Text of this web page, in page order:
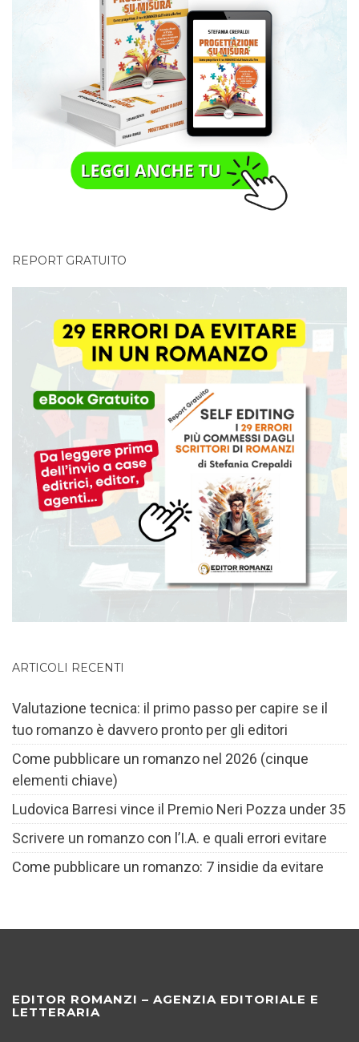
REPORT GRATUITO
ARTICOLI RECENTI
Valutazione tecnica: il primo passo per capire se il
tuo romanzo è davvero pronto per gli editori
Come pubblicare un romanzo nel 2026 (cinque
elementi chiave)
Ludovica Barresi vince il Premio Neri Pozza under 35
Scrivere un romanzo con l’I.A. e quali errori evitare
Come pubblicare un romanzo: 7 insidie da evitare
EDITOR ROMANZI – AGENZIA EDITORIALE E
LETTERARIA